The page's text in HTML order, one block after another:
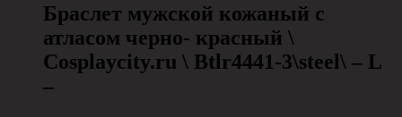
Браслет мужской кожаный с
атласом черно- красный \
Cosplaycity.ru \ Btlr4441-3\steel\ – L
–